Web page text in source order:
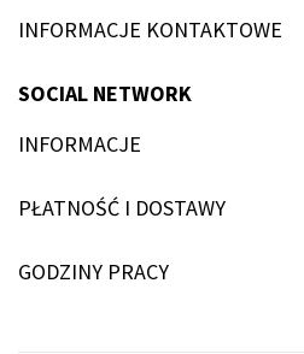
INFORMACJE KONTAKTOWE
SOCIAL NETWORK
INFORMACJE
PŁATNOŚĆ I DOSTAWY
GODZINY PRACY